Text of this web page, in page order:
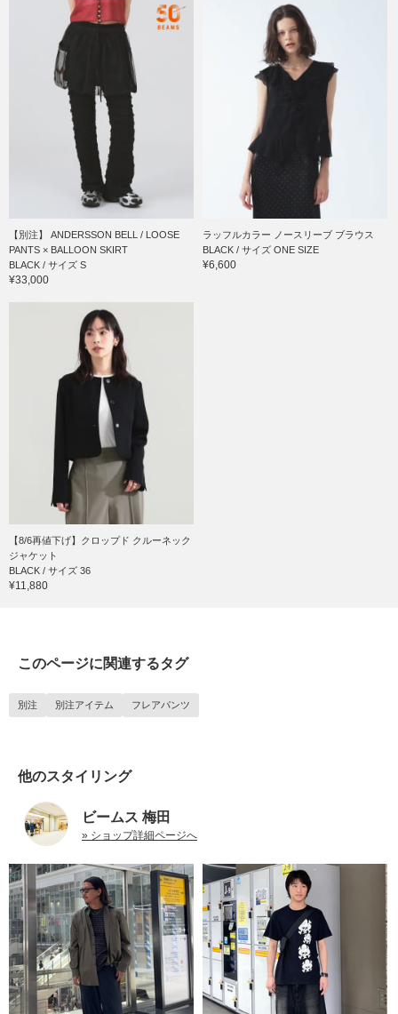
【別注】 ANDERSSON BELL / LOOSE
PANTS × BALLOON SKIRT
BLACK / サイズ S
¥33,000
ラッフルカラー ノースリーブ ブラウス
BLACK / サイズ ONE SIZE
¥6,600
【8/6再値下げ】クロップド クルーネック
ジャケット
BLACK / サイズ 36
¥11,880
このページに関連するタグ
別注 別注アイテム フレアパンツ
他のスタイリング
ビームス 梅田
» ショップ詳細ページへ